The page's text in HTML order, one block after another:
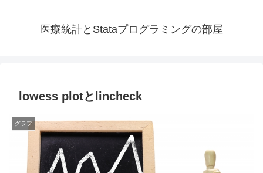
医療統計とStataプログラミングの部屋
lowess plotとlincheck
グラフ